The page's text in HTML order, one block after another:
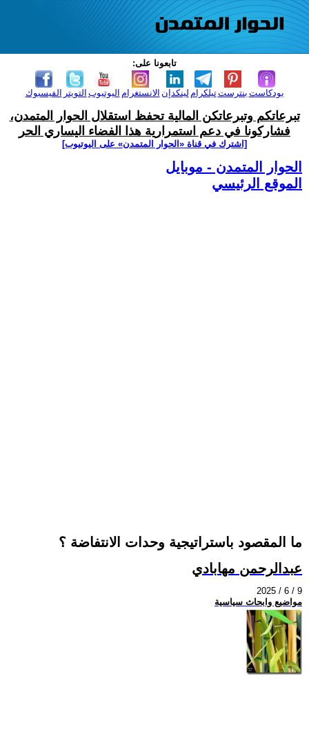
تابعونا على:
الفيسبوك التويتر اليوتيوب الانستغرام لينكدإن تيلكرامبنترست بودكاست
تبرعاتكم وتبرعاتكن المالية تحفظ استقلال الحوار المتمدن،
فشاركونا في دعم استمرارية هذا الفضاء اليساري الحر
[اشترك في قناة ‫«الحوار المتمدن» على اليوتيوب]
الحوار المتمدن - موبايل
الموقع الرئيسي
ما المقصود باستراتيجية وحدات الانتفاضة ؟
عبدالرحمن مهابادي
2025 / 6 / 9
مواضيع وابحاث سياسية